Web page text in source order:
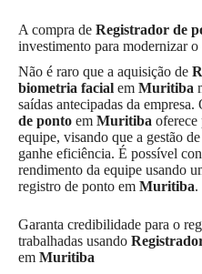
A compra de Registrador de
investimento para modernizar
Não é raro que a aquisição de
biometria facial em Muritiba
saídas antecipadas da empresa.
de ponto em Muritiba oferece
equipe, visando que a gestão
ganhe eficiência. É possível
rendimento da equipe usando
registro de ponto em Muritiba.
Garanta credibilidade para o
trabalhadas usando
em Muritiba